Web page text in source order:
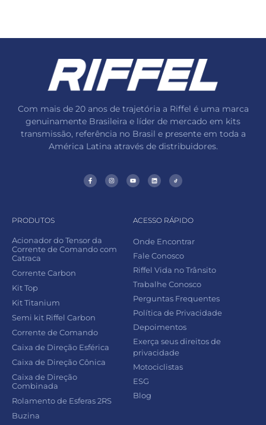
Com mais de 20 anos de trajetória a Riffel é uma marca
genuinamente Brasileira e líder de mercado em kits
transmissão, referência no Brasil e presente em toda a
América Latina através de distribuidores.
PRODUTOS
Acionador do Tensor da
Corrente de Comando com
Catraca
Corrente Carbon
Kit Top
Kit Titanium
Semi kit Riffel Carbon
Corrente de Comando
Caixa de Direção Esférica
Caixa de Direção Cônica
Caixa de Direção
Combinada
Rolamento de Esferas 2RS
Buzina
ACESSO RÁPIDO
Onde Encontrar
Fale Conosco
Riffel Vida no Trânsito
Trabalhe Conosco
Perguntas Frequentes
Política de Privacidade
Depoimentos
Exerça seus direitos de
privacidade
Motociclistas
ESG
Blog